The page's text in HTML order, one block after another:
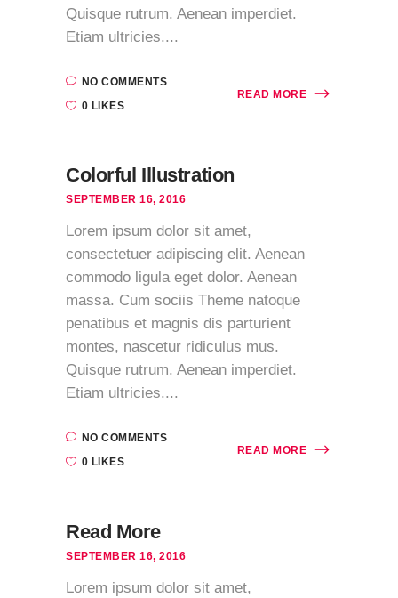
Quisque rutrum. Aenean imperdiet.
Etiam ultricies....
NO COMMENTS
0 LIKES
READ MORE
Colorful Illustration
SEPTEMBER 16, 2016
Lorem ipsum dolor sit amet,
consectetuer adipiscing elit. Aenean
commodo ligula eget dolor. Aenean
massa. Cum sociis Theme natoque
penatibus et magnis dis parturient
montes, nascetur ridiculus mus.
Quisque rutrum. Aenean imperdiet.
Etiam ultricies....
NO COMMENTS
0 LIKES
READ MORE
Read More
SEPTEMBER 16, 2016
Lorem ipsum dolor sit amet,